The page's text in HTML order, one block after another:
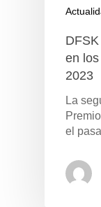
en
2023
La
el